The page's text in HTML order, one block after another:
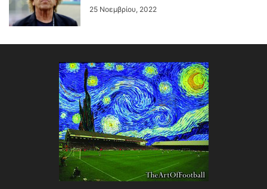
25 Νοεμβρίου, 2022